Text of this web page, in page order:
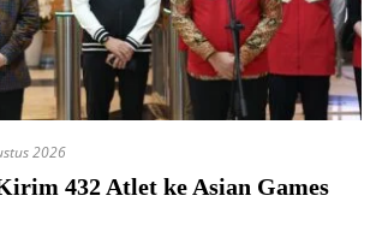
2026
432 Atlet ke Asian Games